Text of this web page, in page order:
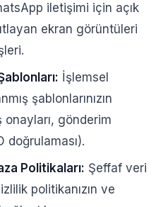
iletişimi için açık
ekran görüntüleri
İşlemsel
şablonlarınızın
onayları, gönderim
doğrulaması).
Politikaları: Şeffaf veri
politikanızın ve